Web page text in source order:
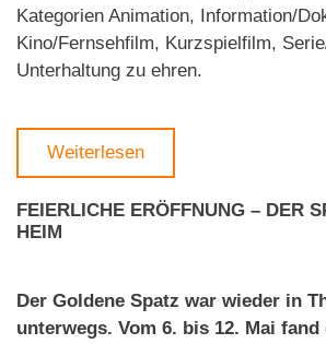
Kategorien Animation, Information/
Kino/Fernsehfilm, Kurzspielfilm,
Unterhaltung zu ehren.
Weiterlesen
FEIERLICHE ERÖFFNUNG – DER
HEIM
Der Goldene Spatz war wieder in
unterwegs. Vom 6. bis 12. Mai fand